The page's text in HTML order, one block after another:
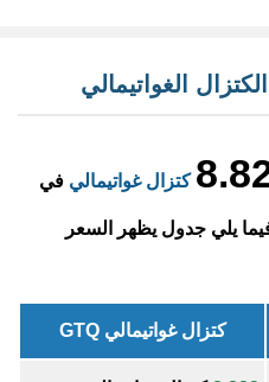
الغواتيمالي
كتزال غواتيمالي في
يلي جدول يظهر السعر
كتزال غواتيمالي GTQ